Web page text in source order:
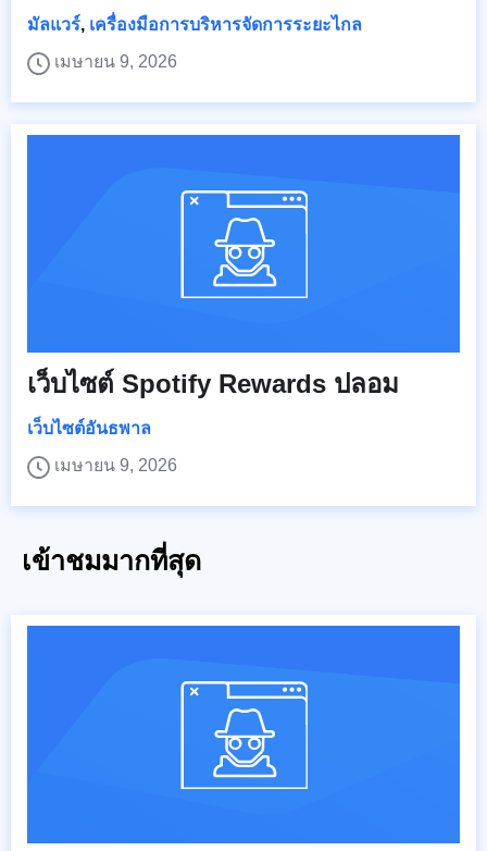
มัลแวร์, เครื่องมือการบริหารจัดการระยะไกล
เมษายน 9, 2026
เว็บไซต์ Spotify Rewards ปลอม
เว็บไซต์อันธพาล
เมษายน 9, 2026
เข้าชมมากที่สุด